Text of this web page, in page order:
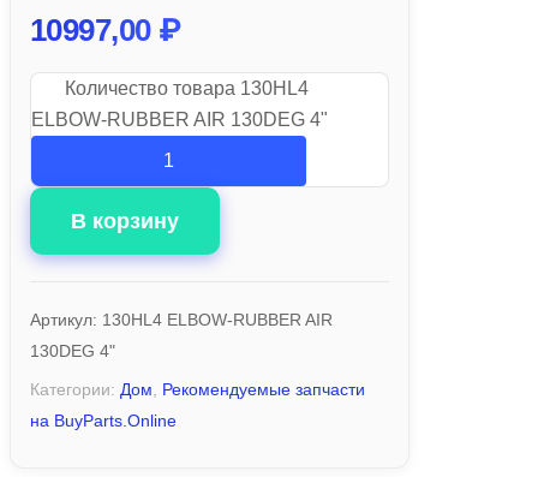
10997,00 ₽
Количество товара 130HL4
ELBOW-RUBBER AIR 130DEG 4"
В корзину
Артикул: 130HL4 ELBOW-RUBBER AIR
130DEG 4"
Категории: Дом
Рекомендуемые запчасти
на BuyParts.Online